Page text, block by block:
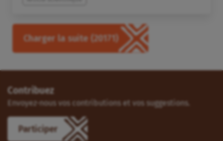
Charger la suite (20171)
Contribuez
Envoyez-nous vos contributions et vos suggestions.
Participer